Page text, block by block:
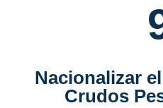
Nacionalizar
Crudos